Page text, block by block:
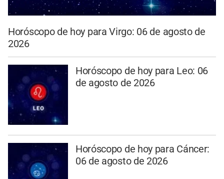
Horóscopo de hoy para Virgo: 06 de agosto de
2026
Horóscopo de hoy para Leo: 06
de agosto de 2026
Horóscopo de hoy para Cáncer:
06 de agosto de 2026